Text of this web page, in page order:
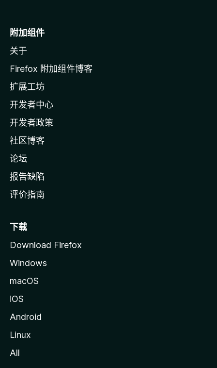
o
i
l
a
主
页
附加组件
关于
Firefox 附加组件博客
扩展工坊
开发者中心
开发者政策
社区博客
论坛
报告缺陷
评价指南
下载
Download Firefox
Windows
macOS
iOS
Android
Linux
All